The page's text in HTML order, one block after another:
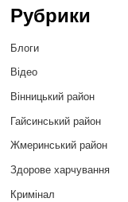
Рубрики
Блоги
Відео
Вінницький район
Гайсинський район
Жмеринський район
Здорове харчування
Кримінал